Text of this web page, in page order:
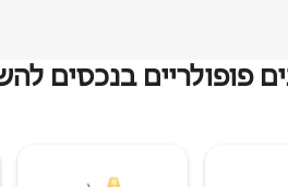
פופולריים בנכסים